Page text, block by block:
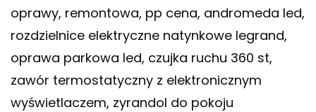
oprawy, remontowa, pp cena, andromeda led,
rozdzielnice elektryczne natynkowe legrand,
oprawa parkowa led, czujka ruchu 360 st,
zawór termostatyczny z elektronicznym
wyświetlaczem, zyrandol do pokoju